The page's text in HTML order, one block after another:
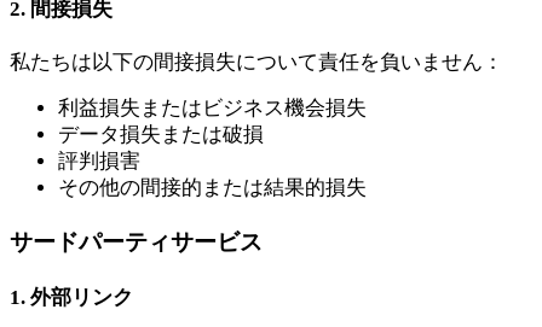
2. 間接損失
私たちは以下の間接損失について責任を負いません：
利益損失またはビジネス機会損失
データ損失または破損
評判損害
その他の間接的または結果的損失
サードパーティサービス
1. 外部リンク